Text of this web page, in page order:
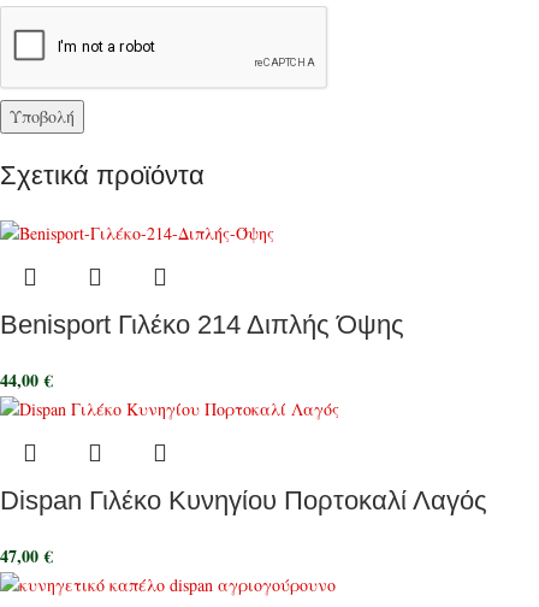
Σχετικά προϊόντα
Benisport Γιλέκο 214 Διπλής Όψης
44,00€
Dispan Γιλέκο Κυνηγίου Πορτοκαλί Λαγός
47,00€